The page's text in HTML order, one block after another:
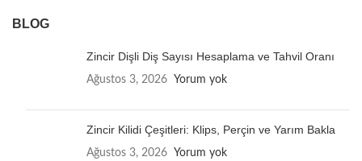
BLOG
Zincir Dişli Diş Sayısı Hesaplama ve Tahvil Oranı
Ağustos 3, 2026 Yorum yok
Zincir Kilidi Çeşitleri: Klips, Perçin ve Yarım Bakla
Ağustos 3, 2026 Yorum yok